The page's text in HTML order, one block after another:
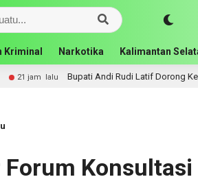
Kriminal Narkotika Kalimantan
Rudi Latif Dorong Kemandirian Warga Lewat
Konsultasi